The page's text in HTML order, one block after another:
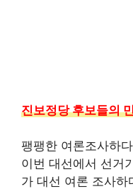
진보정당 후보들의
팽팽한 여론조사하
이번 대선에서 선거
가 대선 여론 조사하